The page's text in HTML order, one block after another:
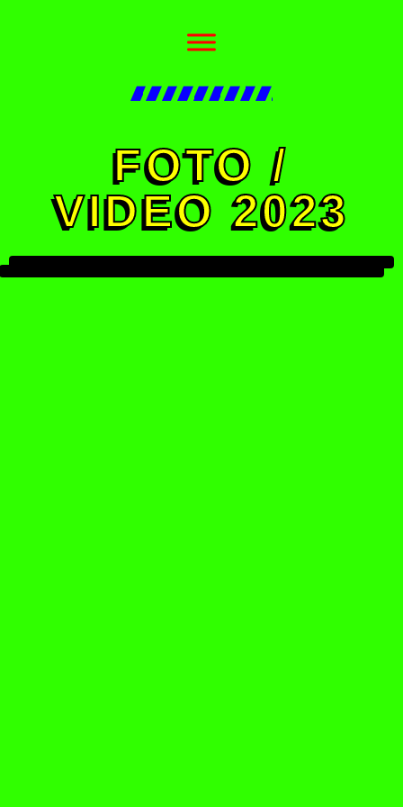
FOTO /
VIDEO 2023